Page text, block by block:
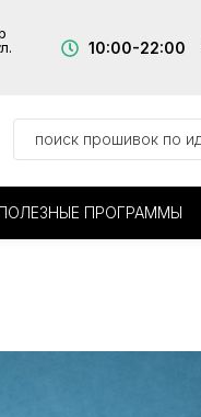
10:00-22:00
ПРОГРАММЫ